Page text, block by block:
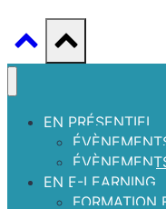
EN PRÉSENTIEL
EN E-LEARNING
FORMATION